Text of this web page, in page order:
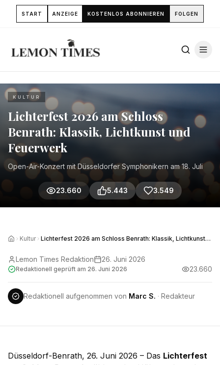
START ANZEIGE KOSTENLOS ABONNIEREN FOLGEN
KULTUR
Lichterfest 2026 am Schloss
Benrath: Klassik, Lichtkunst und
Feuerwerk
Open-Air-Konzert mit Düsseldorfer Symphonikern am 18. Juli
23.660 5.443 3.549
Kultur
Lichterfest 2026 am Schloss Benrath: Klassik, Lichtkunst
Lemon Times Redaktion 26. Juni 2026
Redaktionell geprüft am 26. Juni 2026 23.660
Redaktionell aufgenommen von Marc S. · Redakteur
Düsseldorf-Benrath, 26. Juni 2026 – Das Lichterfest